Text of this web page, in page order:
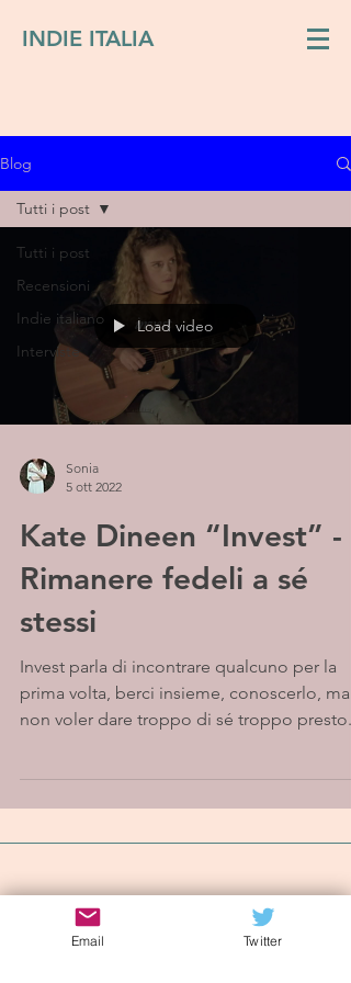
INDIE ITALIA
Blog
Tutti i post
Recensioni
Indie italiano
Interviste
Tutti i post
Load video
Sonia
5 ott 2022
Kate Dineen “Invest” -
Rimanere fedeli a sé
stessi
Invest parla di incontrare qualcuno per la
prima volta, berci insieme, conoscerlo, ma
non voler dare troppo di sé troppo presto.
Iscriviti alla mailing list
Email Twitter